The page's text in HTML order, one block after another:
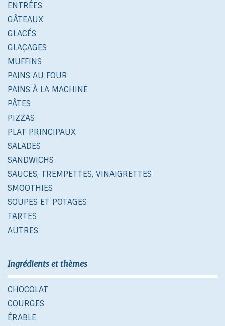
ENTRÉES
GÂTEAUX
GLACÉS
GLAÇAGES
MUFFINS
PAINS AU FOUR
PAINS À LA MACHINE
PÂTES
PIZZAS
PLAT PRINCIPAUX
SALADES
SANDWICHS
SAUCES, TREMPETTES, VINAIGRETTES
SMOOTHIES
SOUPES ET POTAGES
TARTES
AUTRES
Ingrédients et thèmes
CHOCOLAT
COURGES
ÉRABLE